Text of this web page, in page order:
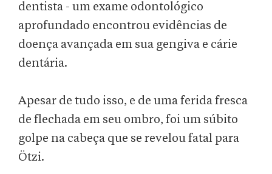
dentista - um exame odontológico
aprofundado encontrou evidências de
doença avançada em sua gengiva e cárie
dentária.
Apesar de tudo isso, e de uma ferida fresca
de flechada em seu ombro, foi um súbito
golpe na cabeça que se revelou fatal para
Ötzi.